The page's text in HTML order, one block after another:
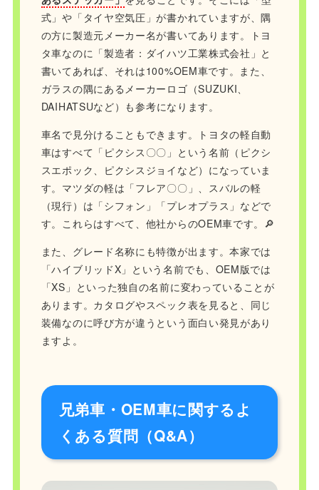
式」や「タイヤ空気圧」が書かれていますが、隅
の方に製造元メーカー名が書いてあります。トヨ
タ車なのに「製造者：ダイハツ工業株式会社」と
書いてあれば、それは100%OEM車です。また、
ガラスの隅にあるメーカーロゴ（SUZUKI、
DAIHATSUなど）も参考になります。
車名で見分けることもできます。トヨタの軽自動
車はすべて「ピクシス〇〇」という名前（ピクシ
スエポック、ピクシスジョイなど）になっていま
す。マツダの軽は「フレア〇〇」、スバルの軽
（現行）は「シフォン」「プレオプラス」などで
す。これらはすべて、他社からのOEM車です。🔎
また、グレード名称にも特徴が出ます。本家では
「ハイブリッドX」という名前でも、OEM版では
「XS」といった独自の名前に変わっていることが
あります。カタログやスペック表を見ると、同じ
装備なのに呼び方が違うという面白い発見があり
ますよ。
兄弟車・OEM車に関するよ
くある質問（Q&A）